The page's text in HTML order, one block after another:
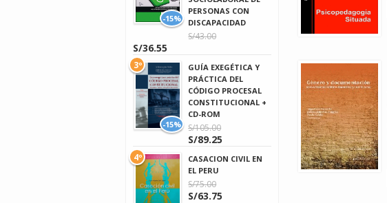
-15%
PERSONAS CON
DISCAPACIDAD
S/43.00
S/36.55
-15%
GUÍA EXEGÉTICA Y
PRÁCTICA DEL
CÓDIGO PROCESAL
CONSTITUCIONAL +
CD-ROM
S/105.00
S/89.25
3º
CASACION CIVIL EN
EL PERU
S/75.00
S/63.75
4º